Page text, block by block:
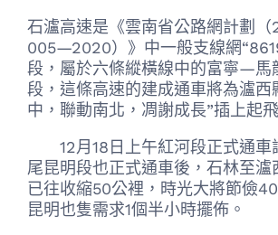
石瀘高速是《雲南省公路網計劃（
005—2020）》中一般支線網
段，屬於六條縱橫線中的富寧—馬
段，這條高速的建成通車將為瀘西
中，聯動南北，凋謝成長”插上起
12月18日上午紅河段正式通車
尾昆明段也正式通車後，石林至瀘
已往收縮50公裡，時光大將節儉
昆明也隻需求1個半小時擺佈。